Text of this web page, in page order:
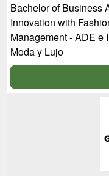
Bachelor of Business
Innovation with
Management - ADE e
Moda y Lujo